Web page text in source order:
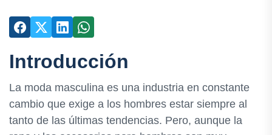
Introducción
La moda masculina es una industria en constante
cambio que exige a los hombres estar siempre al
tanto de las últimas tendencias. Pero, aunque la